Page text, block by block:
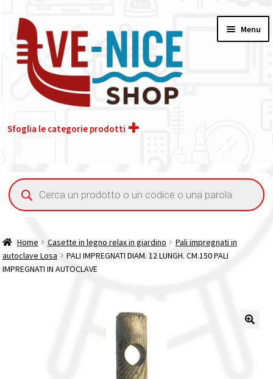
alla
navigazione
contenuto
Menu
Sfoglia le categorie prodotti
Acquisto iva 4% (agevolata)
Contatti
Ricerca
prodotti
Home Casette in legno relax in giardino
Pali impregnati in
autoclave Losa
PALI IMPREGNATI DIAM. 12 LUNGH. CM.150 PALI
IMPREGNATI IN AUTOCLAVE